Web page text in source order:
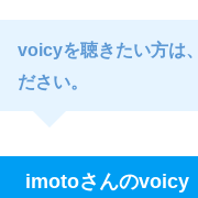
voicyを聴きたい方は
ださい。
imotoさんのvoicy